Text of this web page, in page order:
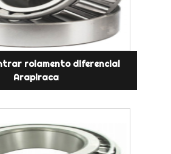
rolamento diferencial
Arapiraca